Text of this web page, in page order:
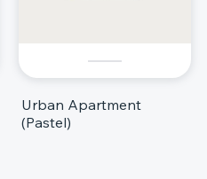
Urban Apartment
(Pastel)